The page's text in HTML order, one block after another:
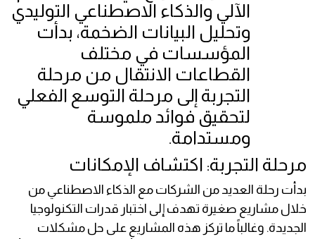
الآلي والذكاء الاصطناعي التوليدي
وتحليل البيانات الضخمة، بدأت
المؤسسات في مختلف
القطاعات الانتقال من مرحلة
التجربة إلى مرحلة التوسع الفعلي
لتحقيق فوائد ملموسة
ومستدامة.
مرحلة التجربة: اكتشاف الإمكانات
بدأت رحلة العديد من الشركات مع الذكاء الاصطناعي من
خلال مشاريع صغيرة تهدف إلى اختبار قدرات التكنولوجيا
الجديدة. وغالباً ما تركز هذه المشاريع على حل مشكلات